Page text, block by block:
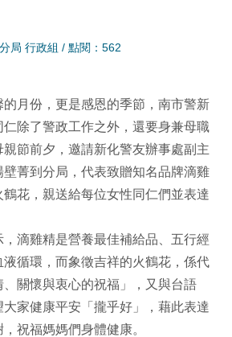
facebook
局 行政組 / 點閱：562
月份，更是感恩的季節，南市警新
除了警政工作之外，還要身兼母職
節前夕，邀請新化警友辦事處副主
菁到分局，代表致贈知名品牌滴雞
花，親送給每位女性同仁們並表達
滴雞精是營養最佳補給品、五行經
循環，而象徵吉祥的火鶴花，係代
關懷與衷心的祝福」，又與台語
大家健康平安「攏乎好」，藉此表達
祝福媽媽們身體健康。